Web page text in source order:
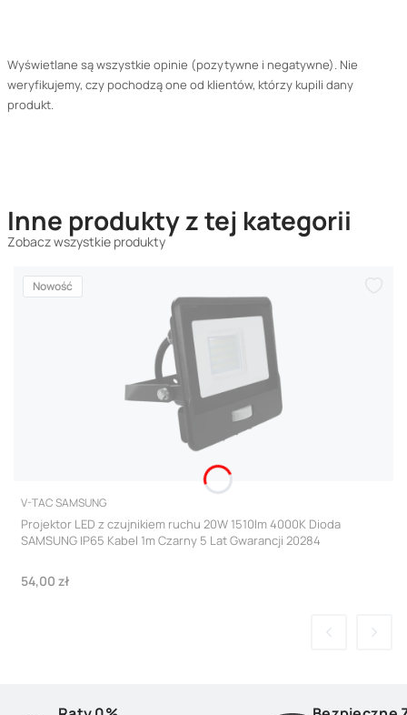
Wyświetlane są wszystkie opinie (pozytywne i negatywne). Nie
weryfikujemy, czy pochodzą one od klientów, którzy kupili dany
produkt.
Inne produkty z tej kategorii
Zobacz wszystkie produkty
Nowość
PRODUCENT
V-TAC SAMSUNG
Projektor LED z czujnikiem ruchu 20W 1510lm 4000K Dioda
SAMSUNG IP65 Kabel 1m Czarny 5 Lat Gwarancji 20284
Cena
54,00 zł